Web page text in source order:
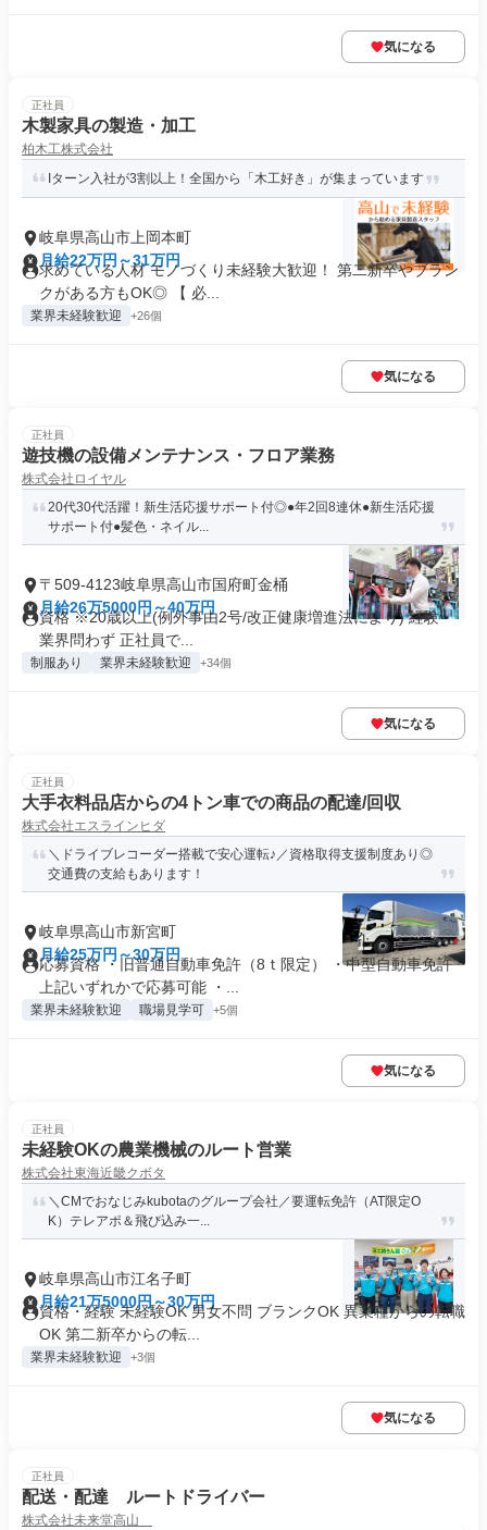
気になる
正社員
木製家具の製造・加工
柏木工株式会社
Iターン入社が3割以上！全国から「木工好き」が集まっています
岐阜県高山市上岡本町
月給22万円～31万円
求めている人材 モノづくり未経験大歓迎！ 第二新卒やブラン
クがある方もOK◎ 【 必...
業界未経験歓迎 +26個
気になる
正社員
遊技機の設備メンテナンス・フロア業務
株式会社ロイヤル
20代30代活躍！新生活応援サポート付◎●年2回8連休●新生活応援
サポート付●髪色・ネイル...
〒509-4123岐阜県高山市国府町金桶
月給26万5000円～40万円
資格 ※20歳以上(例外事由2号/改正健康増進法により) 経験・
業界問わず 正社員で...
制服あり 業界未経験歓迎 +34個
気になる
正社員
大手衣料品店からの4トン車での商品の配達/回収
株式会社エスラインヒダ
＼ドライブレコーダー搭載で安心運転♪／資格取得支援制度あり◎
交通費の支給もあります！
岐阜県高山市新宮町
月給25万円～30万円
応募資格 ・旧普通自動車免許（8ｔ限定） ・中型自動車免許
上記いずれかで応募可能 ・...
業界未経験歓迎 職場見学可 +5個
気になる
正社員
未経験OKの農業機械のルート営業
株式会社東海近畿クボタ
＼CMでおなじみkubotaのグループ会社／要運転免許（AT限定O
K）テレアポ＆飛び込み一...
岐阜県高山市江名子町
月給21万5000円～30万円
資格・経験 未経験OK 男女不問 ブランクOK 異業種からの転職
OK 第二新卒からの転...
業界未経験歓迎 +3個
気になる
正社員
配送・配達 ルートドライバー
株式会社未来堂高山